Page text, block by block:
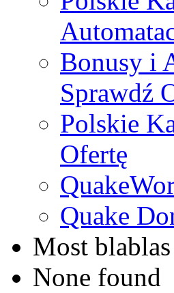
Bonusy i
Sprawdź
Polskie
Ofertę
Quake
Most
None found